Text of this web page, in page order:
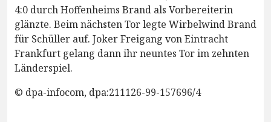
4:0 durch Hoffenheims Brand als Vorbereiterin
glänzte. Beim nächsten Tor legte Wirbelwind Brand
für Schüller auf. Joker Freigang von Eintracht
Frankfurt gelang dann ihr neuntes Tor im zehnten
Länderspiel.
© dpa-infocom, dpa:211126-99-157696/4